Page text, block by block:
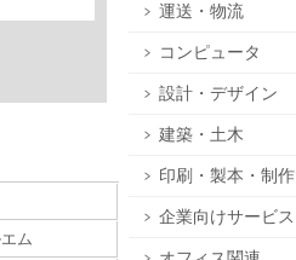
ム
運送・物流
コンピュータ
設計・デザイン
建築・土木
印刷・製本・制作
企業向けサービス